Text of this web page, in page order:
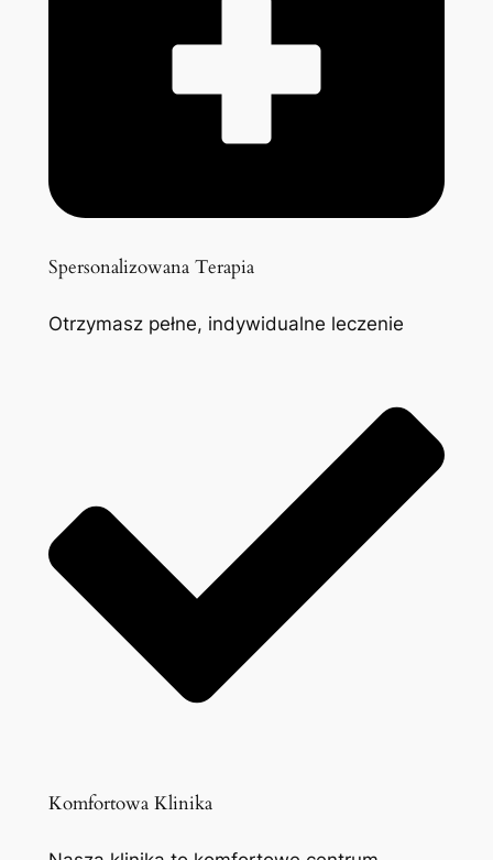
Spersonalizowana Terapia
Otrzymasz pełne, indywidualne leczenie
Komfortowa Klinika